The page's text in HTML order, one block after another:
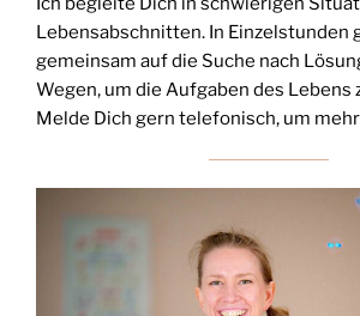
Lebensabschnitten. In Einzelstunden
gemeinsam auf die Suche nach
Wegen, um die Aufgaben des Lebens
Melde Dich gern telefonisch, um